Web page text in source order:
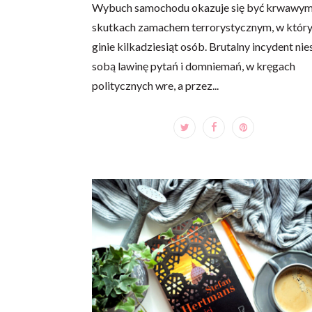
Wybuch samochodu okazuje się być
skutkach zamachem terrorystycznym, w
ginie kilkadziesiąt osób. Brutalny incydent
sobą lawinę pytań i domniemań, w kręgach
politycznych wre, a przez...